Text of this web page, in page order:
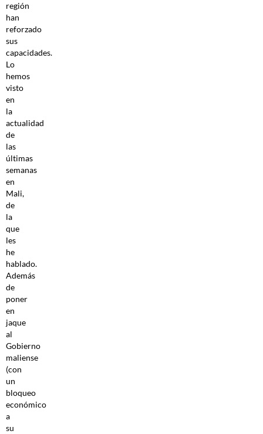
región
han
reforzado
sus
capacidades.
Lo
hemos
visto
en
la
actualidad
de
las
últimas
semanas
en
Mali,
de
la
que
les
he
hablado.
Además
de
poner
en
jaque
al
Gobierno
maliense
(con
un
bloqueo
económico
a
su